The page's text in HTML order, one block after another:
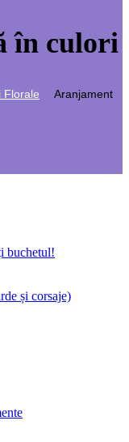
în culori
Florale
Aranjament
buchetul!
și corsaje)